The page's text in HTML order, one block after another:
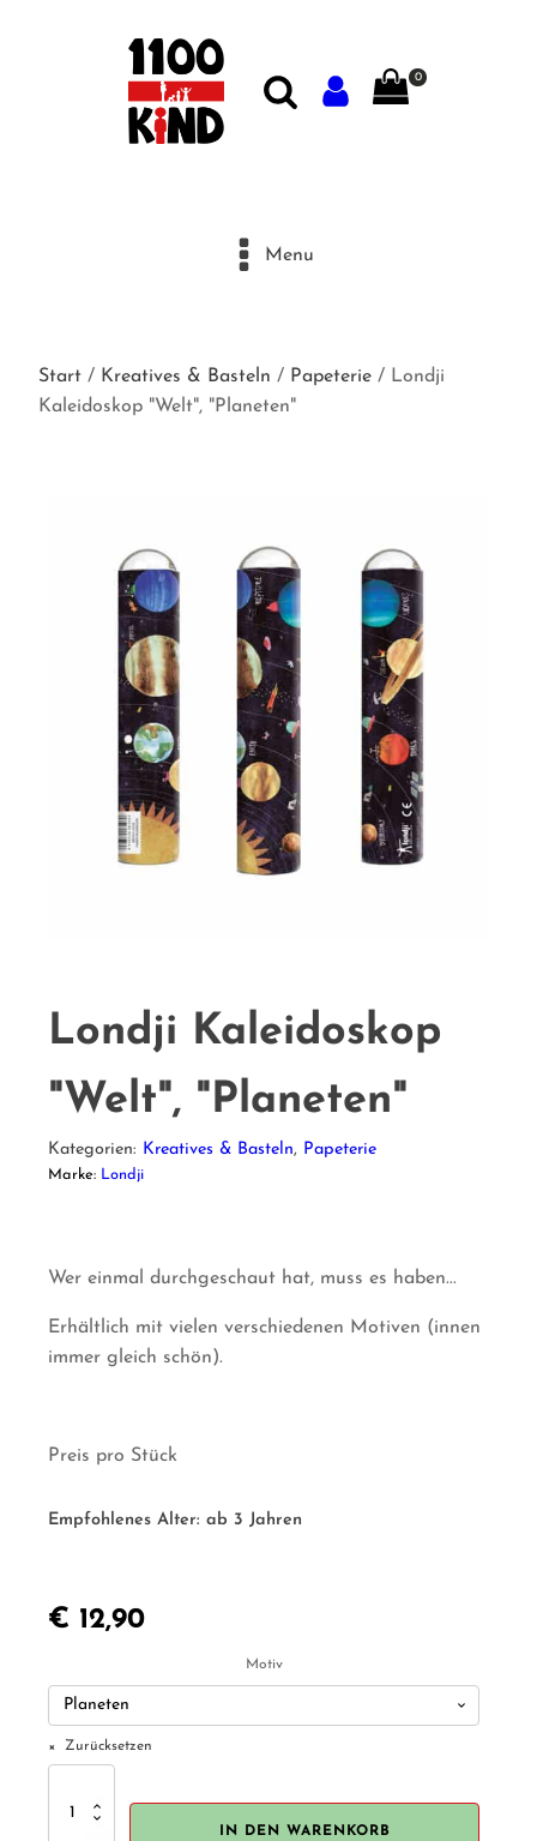
0
Menu
Start / Kreatives & Basteln / Papeterie / Londji
Kaleidoskop "Welt", "Planeten"
Londji Kaleidoskop
"Welt", "Planeten"
Kategorien: Kreatives & Basteln, Papeterie
Marke: Londji
Wer einmal durchgeschaut hat, muss es haben...
Erhältlich mit vielen verschiedenen Motiven (innen
immer gleich schön).
Preis pro Stück
Empfohlenes Alter: ab 3 Jahren
€ 12,90
Motiv
Zurücksetzen
Kaleidoskop
IN DEN WARENKORB